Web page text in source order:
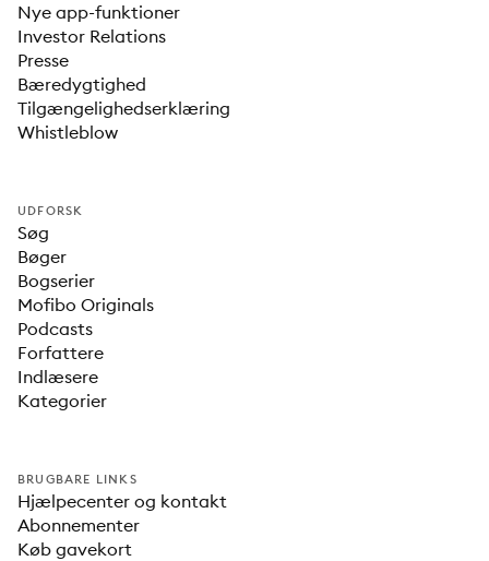
Nye app-funktioner
Investor Relations
Presse
Bæredygtighed
Tilgængelighedserklæring
Whistleblow
UDFORSK
Søg
Bøger
Bogserier
Mofibo Originals
Podcasts
Forfattere
Indlæsere
Kategorier
BRUGBARE LINKS
Hjælpecenter og kontakt
Abonnementer
Køb gavekort